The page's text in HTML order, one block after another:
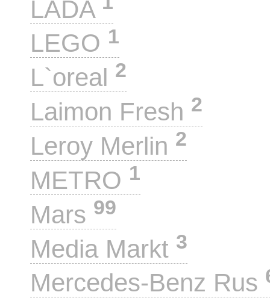
LADA
LEGO 1
L`oreal 2
Laimon Fresh 2
Leroy Merlin 2
METRO 1
Mars 99
Media Markt 3
Mercedes-Benz Rus